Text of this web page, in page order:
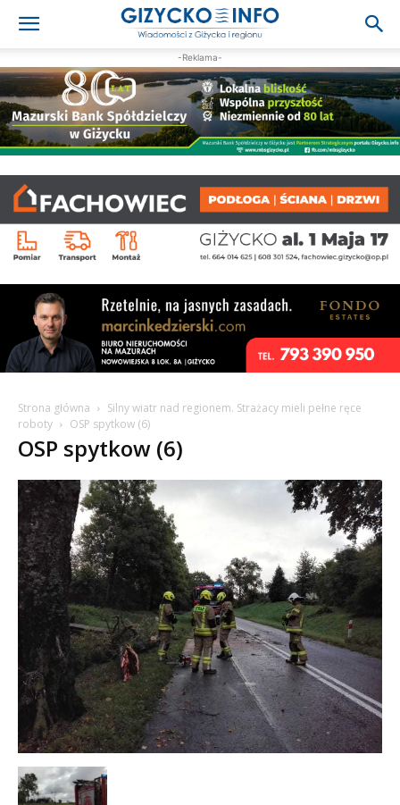
-Reklama-
Strona główna
Silny wiatr nad regionem. Strażacy mieli pełne ręce
roboty
OSP spytkow (6)
OSP spytkow (6)